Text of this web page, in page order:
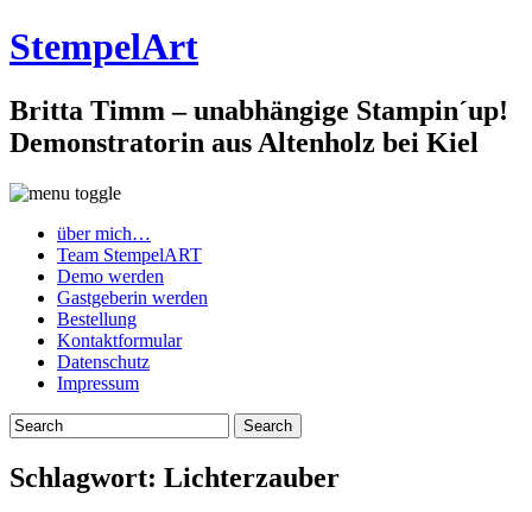
StempelArt
Britta Timm – unabhängige Stampin´up!
Demonstratorin aus Altenholz bei Kiel
über mich…
Team StempelART
Demo werden
Gastgeberin werden
Bestellung
Kontaktformular
Datenschutz
Impressum
Schlagwort: Lichterzauber